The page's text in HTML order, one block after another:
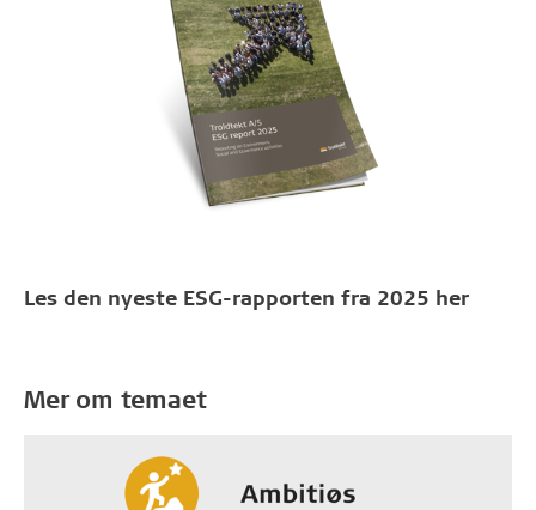
Les den nyeste ESG-rapporten fra 2025 her
Mer om temaet